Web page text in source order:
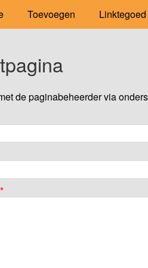
Toevoegen
de paginabeheerder via
*